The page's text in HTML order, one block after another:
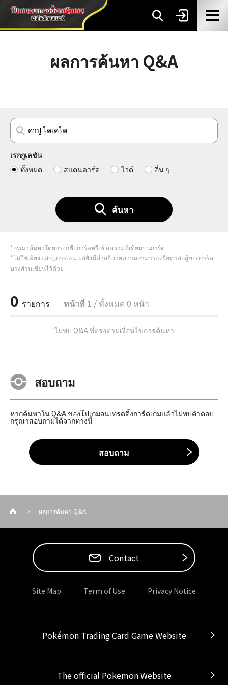
ผลการค้นหา Q&A
เรกกูเลชัน
ทั้งหมด
สแตนดาร์ด ไวด์ อื่น ๆ
ค้นหา
*กรุณาค้นหาโดยกรอกชื่อการ์ดหรือข้อความที่เขียนบนการ์ด
*ไม่ใช่เพียงแค่กฎการเล่น แต่ยังมีคำอธิบายความสามารถหรือท่าต่อสู้ของการ์ด
บางส่วนเขียนไว้ด้วย
0 รายการ หน้าที่ 1 / ทั้งหมด 0 หน้า
ไม่พบ Q&A ที่ตรงตามเงื่อนไขการค้นหา
สอบถาม
หากค้นหาใน Q&A ของโปเกมอนเทรดดิ้งการ์ดเกมแล้วไม่พบคำตอบ
กรุณาสอบถามได้จากทางนี้
สอบถาม
ผลการค้นหา Q&A
Contact
Site Map Term of Use Privacy Notice
Pokémon Trading Card Game Website
The official Pokemon Website